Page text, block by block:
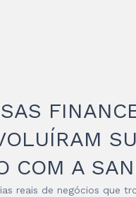
COM A
reais de negócios que